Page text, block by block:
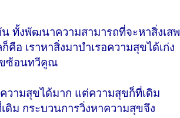
ทั้งพัฒนาความสามารถที่จะหาสิ่งเสพ
อ เราหาสิ่งมาบำเรอความสุขได้เก่ง
ขซ้อนทวีคูณ
วามสุขได้มาก แต่ความสุขก็ที่เดิม
ดิม กระบวนการวิ่งหาความสุขจึง